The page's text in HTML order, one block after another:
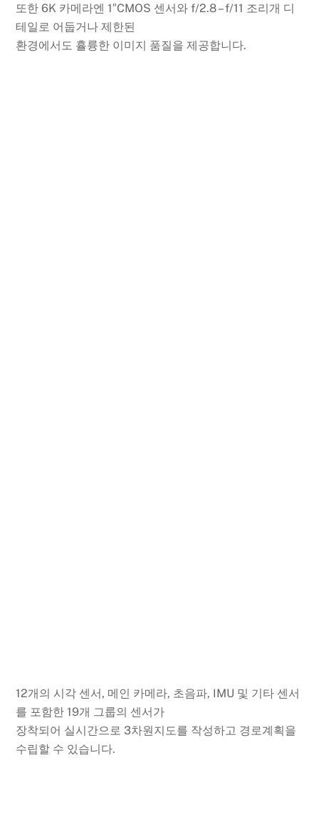
또한 6K 카메라엔 1″CMOS 센서와 f/2.8 – f/11 조리개 디
테일로 어둡거나 제한된
환경에서도 휼륭한 이미지 품질을 제공합니다.
12개의 시각 센서, 메인 카메라, 초음파, IMU 및 기타 센서
를 포함한 19개 그룹의 센서가
장착되어 실시간으로 3차원지도를 작성하고 경로계획을
수립할 수 있습니다.